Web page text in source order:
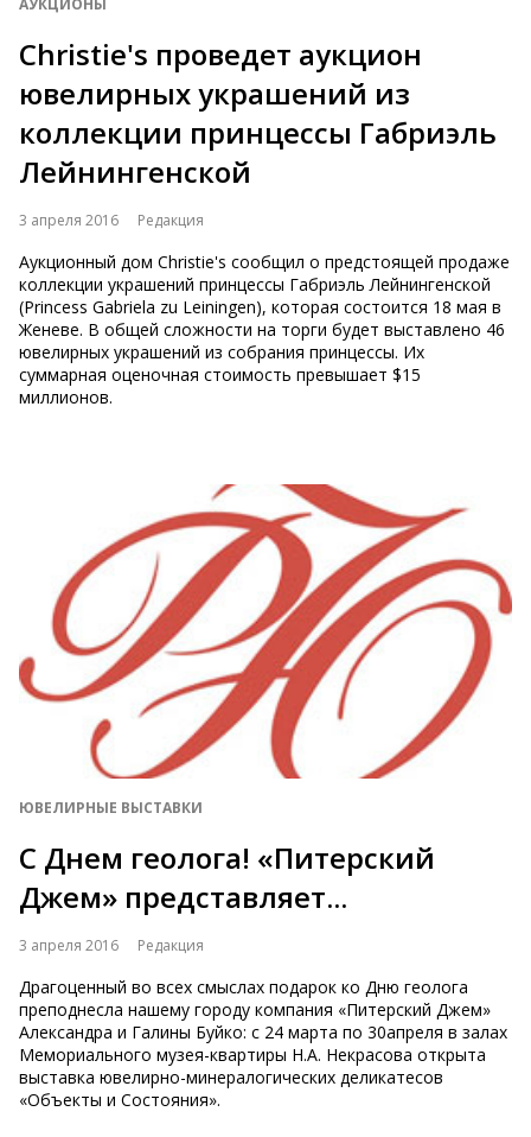
АУКЦИОНЫ
Christie's проведет аукцион
ювелирных украшений из
коллекции принцессы Габриэль
Лейнингенской
3 апреля 2016 Редакция
Аукционный дом Christie's сообщил о предстоящей продаже
коллекции украшений принцессы Габриэль Лейнингенской
(Princess Gabriela zu Leiningen), которая состоится 18 мая в
Женеве. В общей сложности на торги будет выставлено 46
ювелирных украшений из собрания принцессы. Их
суммарная оценочная стоимость превышает $15
миллионов.
ЮВЕЛИРНЫЕ ВЫСТАВКИ
С Днем геолога! «Питерский
Джем» представляет...
3 апреля 2016 Редакция
Драгоценный во всех смыслах подарок ко Дню геолога
преподнесла нашему городу компания «Питерский Джем»
Александра и Галины Буйко: с 24 марта по 30апреля в залах
Мемориального музея-квартиры Н.А. Некрасова открыта
выставка ювелирно-минералогических деликатесов
«Объекты и Состояния».